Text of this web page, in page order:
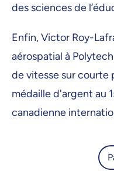
des sciences de
Enfin, Victor Roy-
aérospatial à
de vitesse sur courte
médaille d'argent au
canadienne